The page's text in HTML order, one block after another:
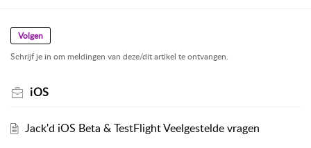
Volgen
Schrijf je in om meldingen van deze/dit artikel te ontvangen.
iOS
Jack'd iOS Beta & TestFlight Veelgestelde vragen